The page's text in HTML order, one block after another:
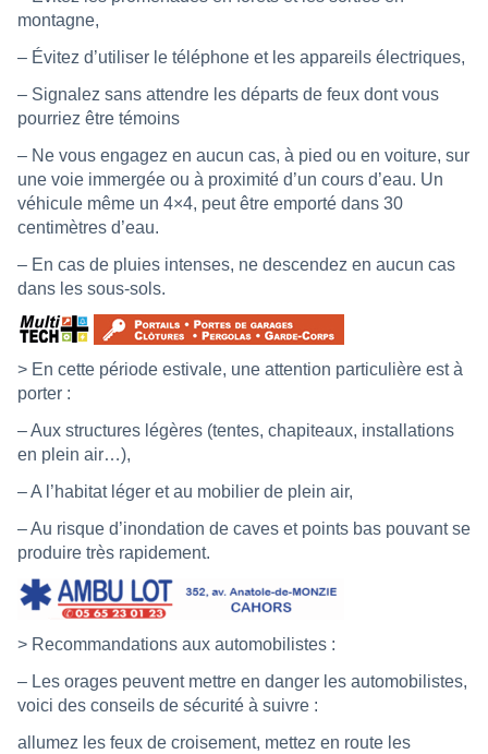
montagne,
– Évitez d’utiliser le téléphone et les appareils électriques,
– Signalez sans attendre les départs de feux dont vous
pourriez être témoins
– Ne vous engagez en aucun cas, à pied ou en voiture, sur
une voie immergée ou à proximité d’un cours d’eau. Un
véhicule même un 4×4, peut être emporté dans 30
centimètres d’eau.
– En cas de pluies intenses, ne descendez en aucun cas
dans les sous-sols.
> En cette période estivale, une attention particulière est à
porter :
– Aux structures légères (tentes, chapiteaux, installations
en plein air…),
– A l’habitat léger et au mobilier de plein air,
– Au risque d’inondation de caves et points bas pouvant se
produire très rapidement.
> Recommandations aux automobilistes :
– Les orages peuvent mettre en danger les automobilistes,
voici des conseils de sécurité à suivre :
allumez les feux de croisement, mettez en route les